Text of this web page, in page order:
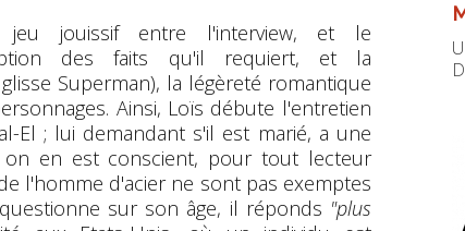
jouissif entre l'interview, et le
des faits qu'il requiert, et la
Superman), la légèreté romantique
Ainsi, Loïs débute l'entretien
El ; lui demandant s'il est marié, a une
en est conscient, pour tout lecteur
l'homme d'acier ne sont pas exemptes
sur son âge, il réponds "plus